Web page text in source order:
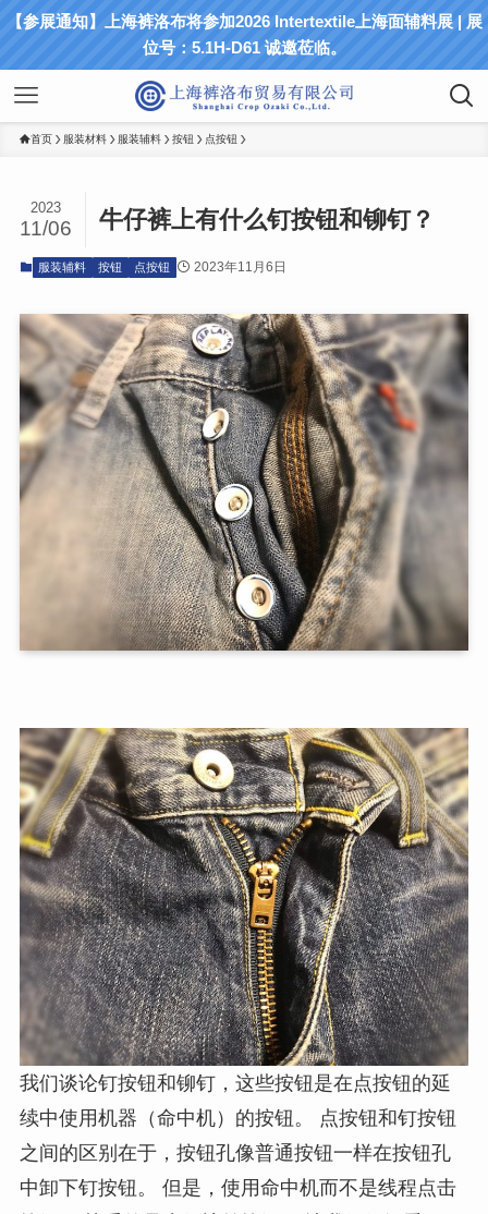
【参展通知】上海裤洛布将参加2026 Intertextile上海面辅料展 | 展
位号：5.1H-D61 诚邀莅临。
首页 服装材料 服装辅料 按钮 点按钮
牛仔裤上有什么钉按钮和铆钉？
2023
11/06
服装辅料 按钮 点按钮 2023年11月6日
我们谈论钉按钮和铆钉，这些按钮是在点按钮的延
续中使用机器（命中机）的按钮。 点按钮和钉按钮
之间的区别在于，按钮孔像普通按钮一样在按钮孔
中卸下钉按钮。 但是，使用命中机而不是线程点击